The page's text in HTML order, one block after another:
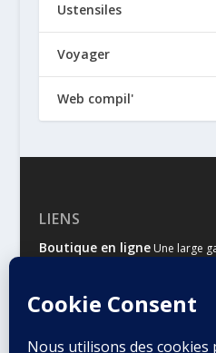
Ustensiles
Voyager
Web compil'
LIENS
Boutique en ligneUne large
Malts & HoublonsLe site